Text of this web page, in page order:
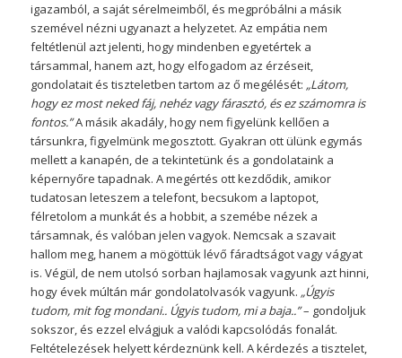
igazamból, a saját sérelmeimből, és megpróbálni a másik
szemével nézni ugyanazt a helyzetet. Az empátia nem
feltétlenül azt jelenti, hogy mindenben egyetértek a
társammal, hanem azt, hogy elfogadom az érzéseit,
gondolatait és tiszteletben tartom az ő megélését: „Látom,
hogy ez most neked fáj, nehéz vagy fárasztó, és ez számomra is
fontos.”A másik akadály, hogy nem figyelünk kellően a
társunkra, figyelmünk megosztott. Gyakran ott ülünk egymás
mellett a kanapén, de a tekintetünk és a gondolataink a
képernyőre tapadnak. A megértés ott kezdődik, amikor
tudatosan leteszem a telefont, becsukom a laptopot,
félretolom a munkát és a hobbit, a szemébe nézek a
társamnak, és valóban jelen vagyok. Nemcsak a szavait
hallom meg, hanem a mögöttük lévő fáradtságot vagy vágyat
is. Végül, de nem utolsó sorban hajlamosak vagyunk azt hinni,
hogy évek múltán már gondolatolvasók vagyunk. „Úgyis
tudom, mit fog mondani.. Úgyis tudom, mi a baja..”– gondoljuk
sokszor, és ezzel elvágjuk a valódi kapcsolódás fonalát.
Feltételezések helyett kérdeznünk kell. A kérdezés a tisztelet,